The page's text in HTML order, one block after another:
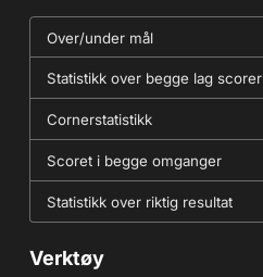
Over/under mål
Statistikk over begge lag scorer
Cornerstatistikk
Scoret i begge omganger
Statistikk over riktig resultat
Verktøy